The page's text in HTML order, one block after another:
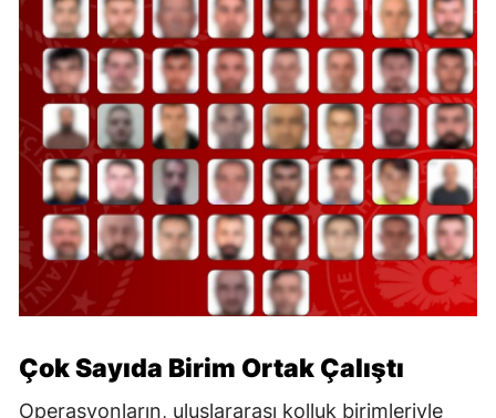
Çok Sayıda Birim Ortak Çalıştı
Operasyonların, uluslararası kolluk birimleriyle